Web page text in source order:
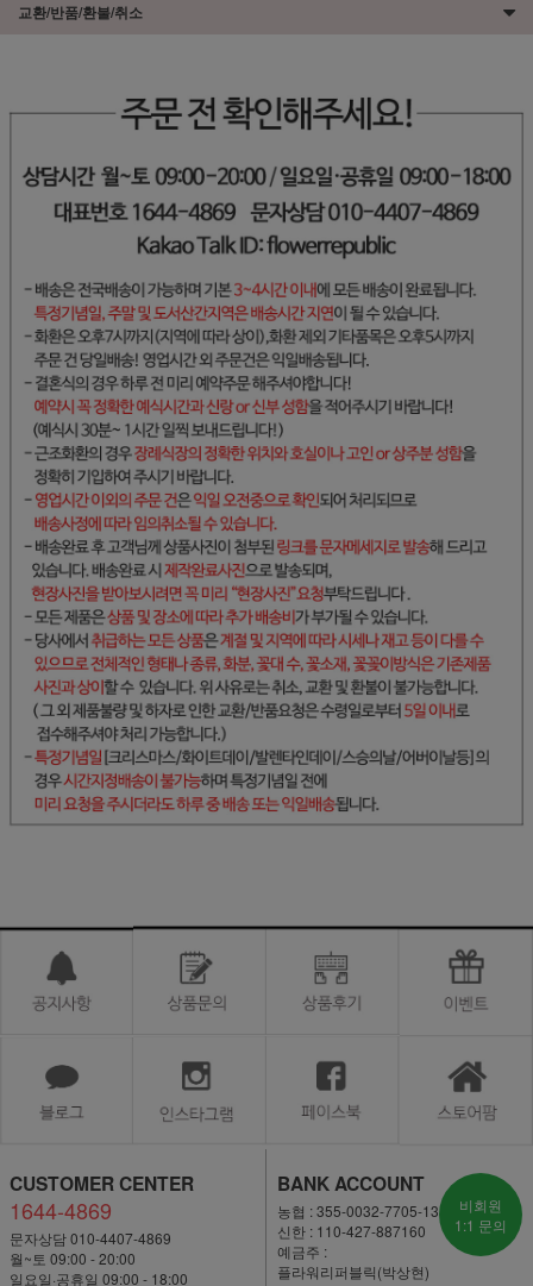
교환/반품/환불/취소
CUSTOMER CENTER
1644-4869
문자상담 010-4407-4869
월~토 09:00 - 20:00
일요일·공휴일 09:00 - 18:00
BANK ACCOUNT
농협 : 355-0032-7705-13
신한 : 110-427-887160
예금주 :
플라워리퍼블릭(박상현)
비회원
1:1 문의